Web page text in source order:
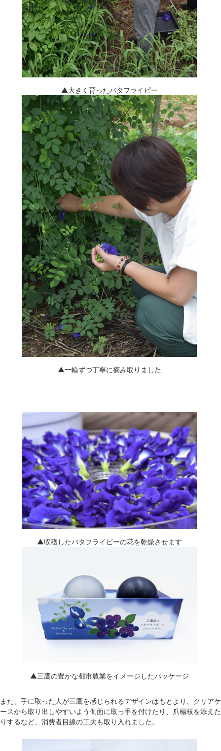
▲大きく育ったバタフライピー
▲一輪ずつ丁寧に摘み取りました
▲収穫したバタフライピーの花を乾燥させます
▲三鷹の豊かな都市農業をイメージしたパッケージ
また、手に取った人が三鷹を感じられるデザインはもとより、クリアケ
ースから取り出しやすいよう側面に取っ手を付けたり、爪楊枝を添えた
りするなど、消費者目線の工夫も取り入れました。